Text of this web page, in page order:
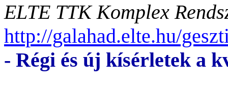
ELTE TTK Komplex
http://galahad.elte.hu/
- Régi és új kísérletek a